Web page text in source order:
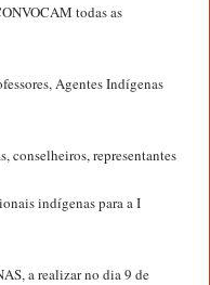
todas as
Agentes Indígenas
conselheiros, representantes
indígenas para a I
a realizar no dia 9 de